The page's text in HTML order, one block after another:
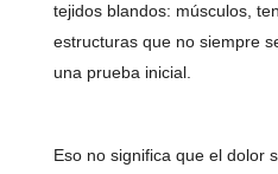
tejidos blandos: músculos,
estructuras que no siempre
una prueba inicial.
Eso no significa que el dolor